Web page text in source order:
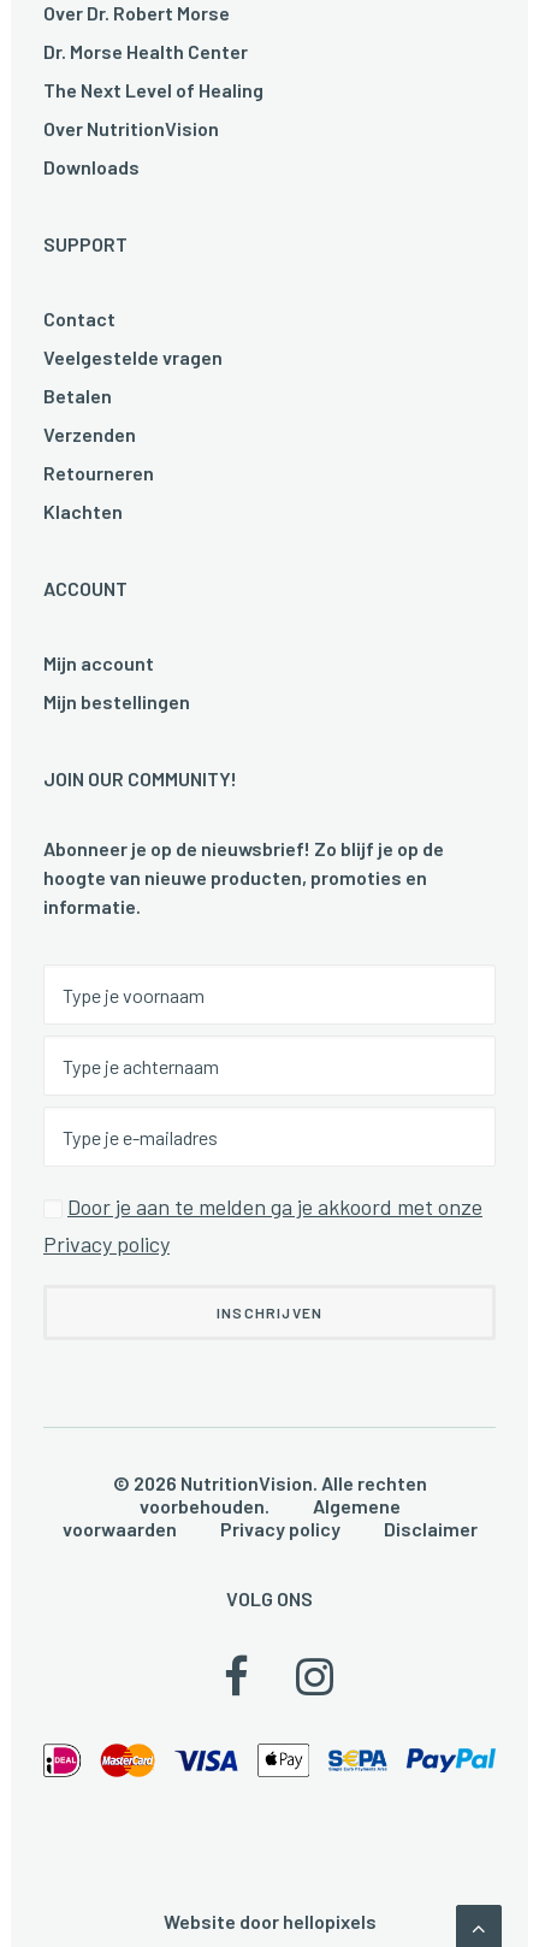
Over Dr. Robert Morse
Dr. Morse Health Center
The Next Level of Healing
Over NutritionVision
Downloads
SUPPORT
Contact
Veelgestelde vragen
Betalen
Verzenden
Retourneren
Klachten
ACCOUNT
Mijn account
Mijn bestellingen
JOIN OUR COMMUNITY!
Abonneer je op de nieuwsbrief! Zo blijf je op de
hoogte van nieuwe producten, promoties en
informatie.
Door je aan te melden ga je akkoord met onze
Privacy policy
© 2026 NutritionVision. Alle rechten
voorbehouden. Algemene
voorwaarden
Privacy policy Disclaimer
VOLG ONS
Website door hellopixels